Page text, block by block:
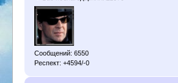
Сообщений: 6550
Респект: +4594/-0